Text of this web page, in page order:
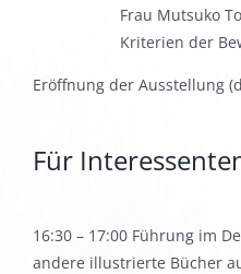
Frau Mutsuko
Kriterien der
Eröffnung der Ausstellung
Für
16:30 – 17:00 Führung im
andere illustrierte Bücher